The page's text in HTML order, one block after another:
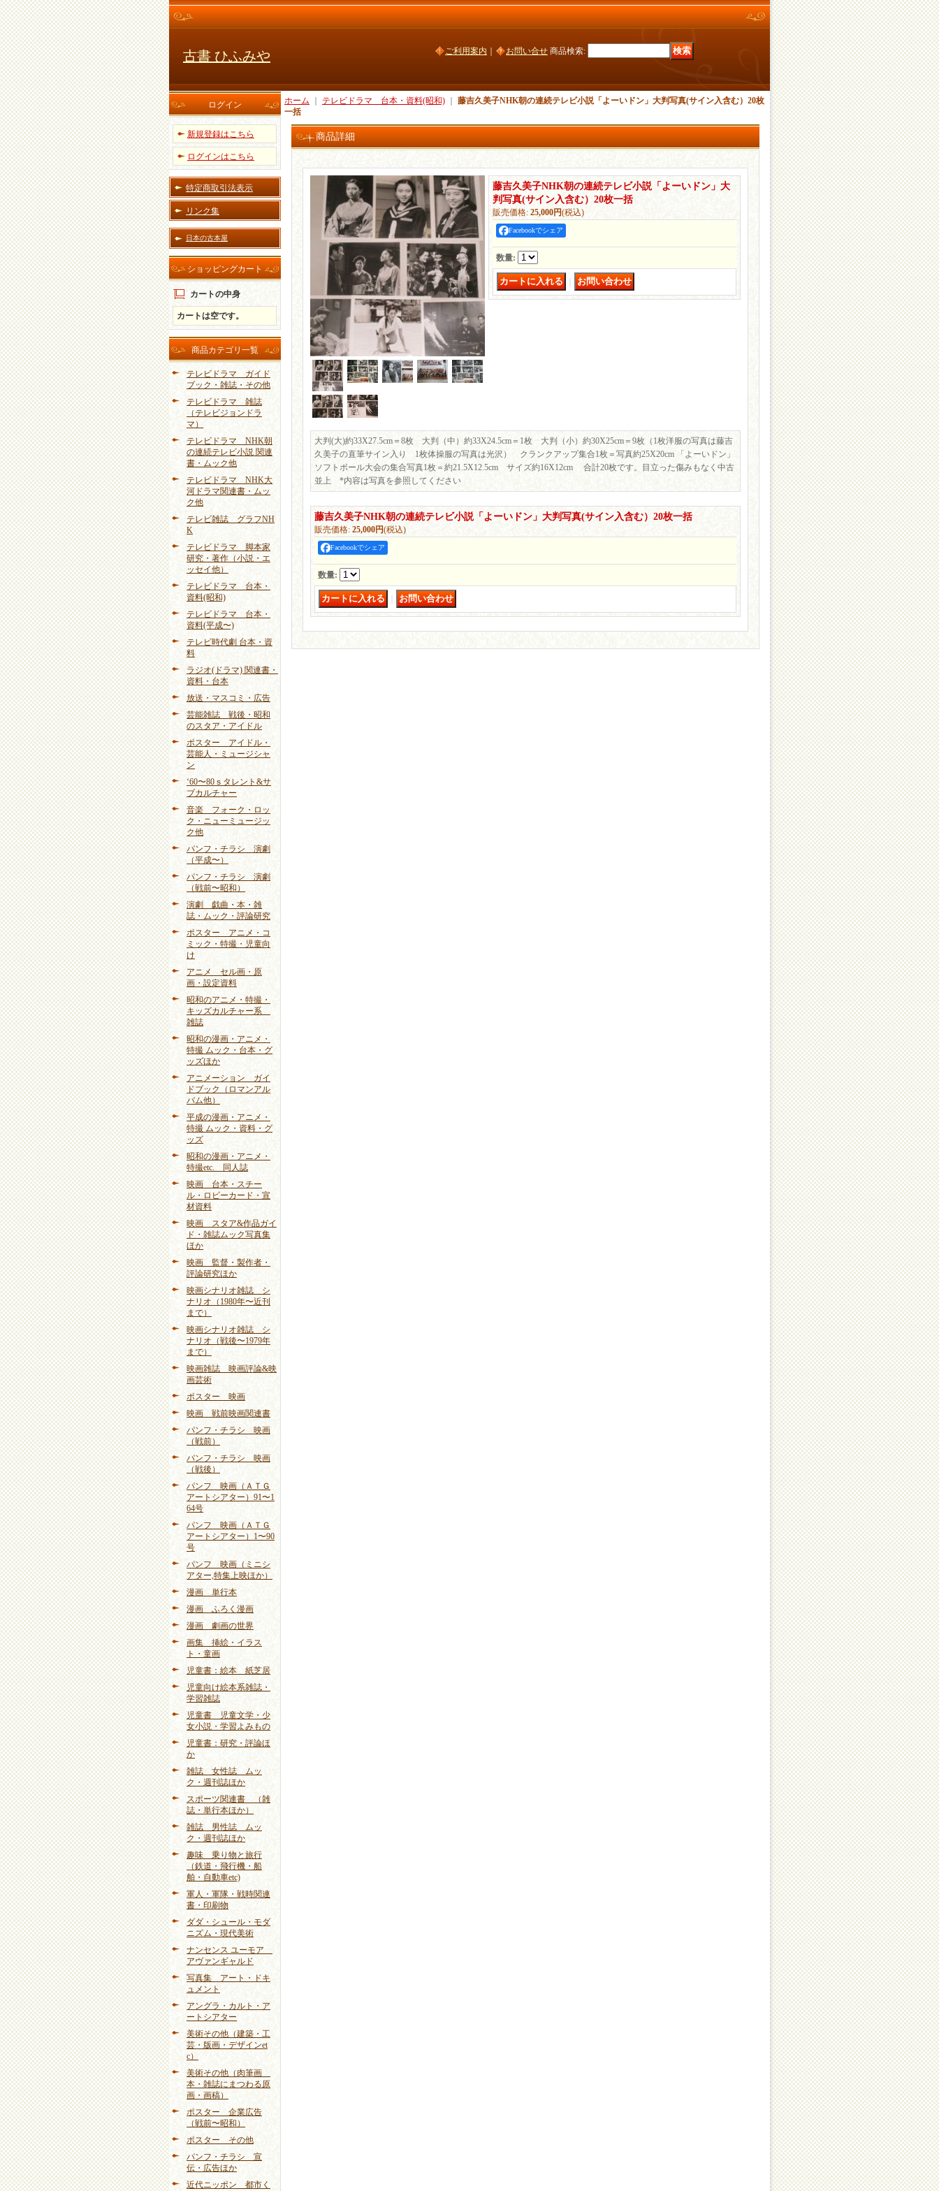
古書 ひふみや ご利用案内 お問い合せ 商品検索:
ログイン
新規登録はこちら
ログインはこちら
特定商取引法表示
リンク集
日本の古本屋
ショッピングカート
カートの中身
カートは空です。
商品カテゴリ一覧
テレビドラマ ガイド
ブック・雑誌・その他
テレビドラマ 雑誌
（テレビジョンドラ
マ）
テレビドラマ NHK朝
の連続テレビ小説 関連
書・ムック他
テレビドラマ NHK大
河ドラマ関連書・ムッ
ク他
テレビ雑誌 グラフNH
K
テレビドラマ 脚本家
研究・著作（小説・エ
ッセイ他）
テレビドラマ 台本・
資料(昭和)
テレビドラマ 台本・
資料(平成〜)
テレビ時代劇 台本・資
料
ラジオ(ドラマ) 関連書・
資料・台本
放送・マスコミ・広告
芸能雑誌 戦後・昭和
のスタア・アイドル
ポスター アイドル・
芸能人・ミュージシャ
ン
‘60〜80ｓタレント&サ
ブカルチャー
音楽 フォーク・ロッ
ク・ニューミュージッ
ク他
パンフ・チラシ 演劇
（平成〜）
パンフ・チラシ 演劇
（戦前〜昭和）
演劇 戯曲・本・雑
誌・ムック・評論研究
ポスター アニメ・コ
ミック・特撮・児童向
け
アニメ セル画・原
画・設定資料
昭和のアニメ・特撮・
キッズカルチャー系
雑誌
昭和の漫画・アニメ・
特撮 ムック・台本・グ
ッズほか
アニメーション ガイ
ドブック（ロマンアル
バム他）
平成の漫画・アニメ・
特撮 ムック・資料・グ
ッズ
昭和の漫画・アニメ・
特撮etc. 同人誌
映画 台本・スチー
ル・ロビーカード・宣
材資料
映画 スタア&作品ガイ
ド・雑誌ムック写真集
ほか
映画 監督・製作者・
評論研究ほか
映画シナリオ雑誌 シ
ナリオ（1980年〜近刊
まで）
映画シナリオ雑誌 シ
ナリオ（戦後〜1979年
まで）
映画雑誌 映画評論&映
画芸術
ポスター 映画
映画 戦前映画関連書
パンフ・チラシ 映画
（戦前）
パンフ・チラシ 映画
（戦後）
パンフ 映画（ＡＴＧ
アートシアター）91〜1
64号
パンフ 映画（ＡＴＧ
アートシアター）1〜90
号
パンフ 映画（ミニシ
アター,特集上映ほか）
漫画 単行本
漫画 ふろく漫画
漫画 劇画の世界
画集 挿絵・イラス
ト・童画
児童書：絵本 紙芝居
児童向け絵本系雑誌・
学習雑誌
児童書 児童文学・少
女小説・学習よみもの
児童書：研究・評論ほ
か
雑誌 女性誌 ムッ
ク・週刊誌ほか
スポーツ関連書 （雑
誌・単行本ほか）
雑誌 男性誌 ムッ
ク・週刊誌ほか
趣味 乗り物と旅行
（鉄道・飛行機・船
舶・自動車etc)
軍人・軍隊・戦時関連
書・印刷物
ダダ・シュール・モダ
ニズム・現代美術
ナンセンス ユーモア
アヴァンギャルド
写真集 アート・ドキ
ュメント
アングラ・カルト・ア
ートシアター
美術その他（建築・工
芸・版画・デザインet
c）
美術その他（肉筆画
本・雑誌にまつわる原
画・画稿）
ポスター 企業広告
（戦前〜昭和）
ポスター その他
パンフ・チラシ 宣
伝・広告ほか
近代ニッポン 都市く
ホーム テレビドラマ 台本・資料(昭和)
藤吉久美子NHK朝の連続テレビ小説「よーいドン」大判写真(サイン入含む）20枚
一括
商品詳細
藤吉久美子NHK朝の連続テレビ小説「よーいドン」大
判写真(サイン入含む）20枚一括
販売価格: 25,000円(税込)
Facebookでシェア
数量:
大判(大)約33X27.5cm＝8枚 大判（中）約33X24.5cm＝1枚 大判（小）約30X25cm＝9枚（1枚洋服の写真は藤吉
久美子の直筆サイン入り 1枚体操服の写真は光沢） クランクアップ集合1枚＝写真約25X20cm 「よーいドン」
ソフトボール大会の集合写真1枚＝約21.5X12.5cm サイズ約16X12cm 合計20枚です。目立った傷みもなく中古
並上 *内容は写真を参照してください
藤吉久美子NHK朝の連続テレビ小説「よーいドン」大判写真(サイン入含む）20枚一括
販売価格: 25,000円(税込)
Facebookでシェア
数量: